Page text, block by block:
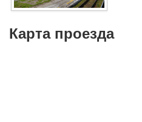
Карта проезда